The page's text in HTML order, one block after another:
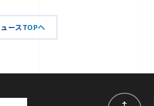
ースTOPへ